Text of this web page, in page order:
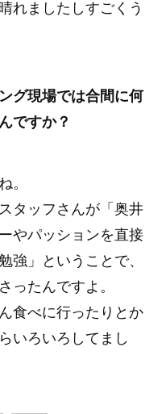
れましたしすごくう
グ現場では合間に何
ですか？
。
ッフさんが「奥井
やパッションを直接
強」ということで、
ったんですよ。
べに行ったりとか
いろいろしてまし